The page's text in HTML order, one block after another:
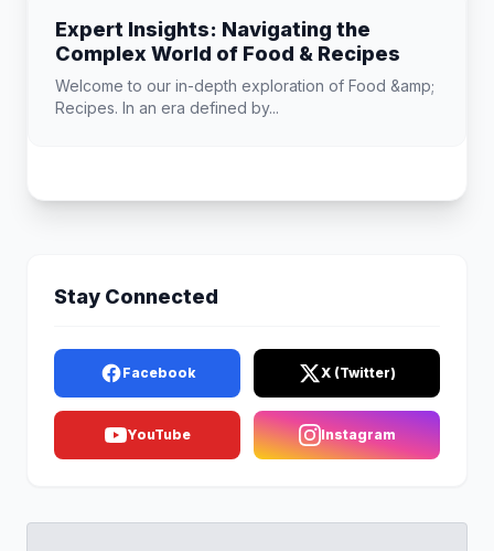
Expert Insights: Navigating the
Complex World of Food & Recipes
Welcome to our in-depth exploration of Food &amp;
Recipes. In an era defined by...
Stay Connected
Facebook X (Twitter)
YouTube Instagram